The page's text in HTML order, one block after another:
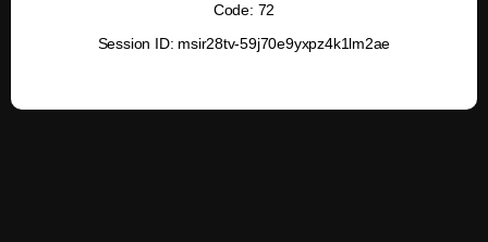
Code: 72
Session ID: msir28tv-59j70e9yxpz4k1lm2ae